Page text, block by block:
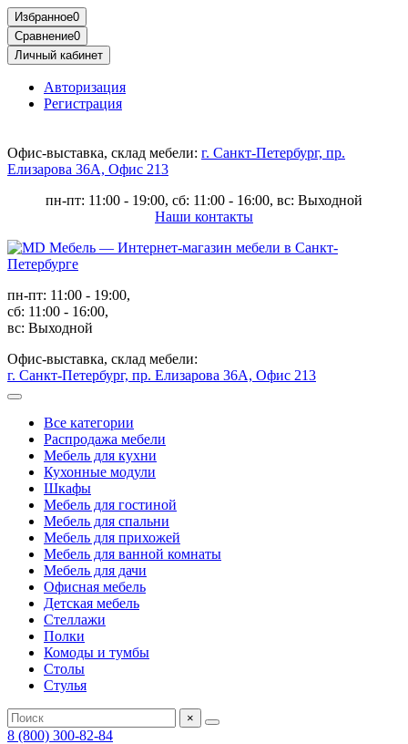
Избранное0
Сравнение0
Личный кабинет
Авторизация
Регистрация
Офис-выставка, склад мебели: г. Санкт-Петербург, пр.
Елизарова 36А, Офис 213
пн-пт: 11:00 - 19:00, сб: 11:00 - 16:00, вс: Выходной
Наши контакты
пн-пт: 11:00 - 19:00,
сб: 11:00 - 16:00,
вс: Выходной
Офис-выставка, склад мебели:
г. Санкт-Петербург, пр. Елизарова 36А, Офис 213
Все категории
Распродажа мебели
Мебель для кухни
Кухонные модули
Шкафы
Мебель для гостиной
Мебель для спальни
Мебель для прихожей
Мебель для ванной комнаты
Мебель для дачи
Офисная мебель
Детская мебель
Стеллажи
Полки
Комоды и тумбы
Столы
Стулья
×
8 (800) 300-82-84